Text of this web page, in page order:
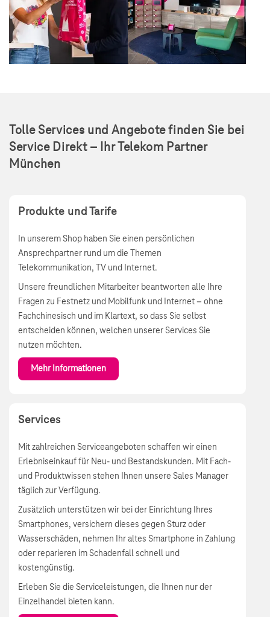
Tolle Services und Angebote finden Sie bei
Service Direkt – Ihr Telekom Partner
München
Produkte und Tarife
In unserem Shop haben Sie einen persönlichen
Ansprechpartner rund um die Themen
Telekommunikation, TV und Internet.
Unsere freundlichen Mitarbeiter beantworten alle Ihre
Fragen zu Festnetz und Mobilfunk und Internet – ohne
Fachchinesisch und im Klartext, so dass Sie selbst
entscheiden können, welchen unserer Services Sie
nutzen möchten.
Mehr Informationen
Services
Mit zahlreichen Serviceangeboten schaffen wir einen
Erlebniseinkauf für Neu- und Bestandskunden. Mit Fach-
und Produktwissen stehen Ihnen unsere Sales Manager
täglich zur Verfügung.
Zusätzlich unterstützen wir bei der Einrichtung Ihres
Smartphones, versichern dieses gegen Sturz oder
Wasserschäden, nehmen Ihr altes Smartphone in Zahlung
oder reparieren im Schadenfall schnell und
kostengünstig.
Erleben Sie die Serviceleistungen, die Ihnen nur der
Einzelhandel bieten kann.